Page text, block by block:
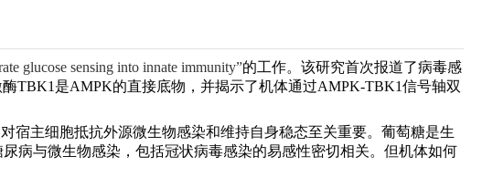
glucose sensing into innate immunity”的工作。该研究首次报道了病毒感
TBK1 是AMPK的直接底物，并揭示了机体通过AMPK-TBK1信号轴双
宿主细胞抵抗外源微生物感染和维持自身稳态至关重要。葡萄糖是生
尿病与微生物感染 ，包括冠状病毒感染的易感性密切相关。但机体如何